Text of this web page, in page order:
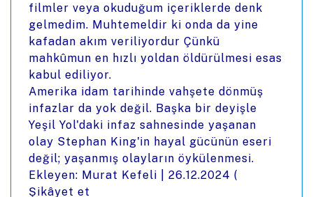
filmler veya okuduğum içeriklerde denk
gelmedim. Muhtemeldir ki onda da yine
kafadan akım veriliyordur Çünkü
mahkûmun en hızlı yoldan öldürülmesi esas
kabul ediliyor.
Amerika idam tarihinde vahşete dönmüş
infazlar da yok değil. Başka bir deyişle
Yeşil Yol'daki infaz sahnesinde yaşanan
olay Stephan King'in hayal gücünün eseri
değil; yaşanmış olayların öykülenmesi.
Ekleyen: Murat Kefeli | 26.12.2024 (
Şikâyet et